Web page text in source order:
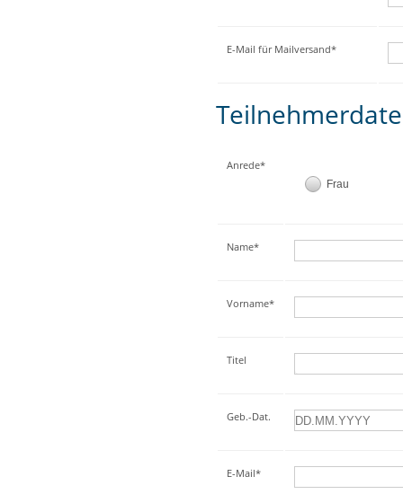
E-Mail für Mailversand*
Anrede*
Frau
Name*
Vorname*
Titel
Geb.-Dat.
E-Mail*